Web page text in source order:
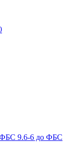
ФБС 9.6-6 до ФБС